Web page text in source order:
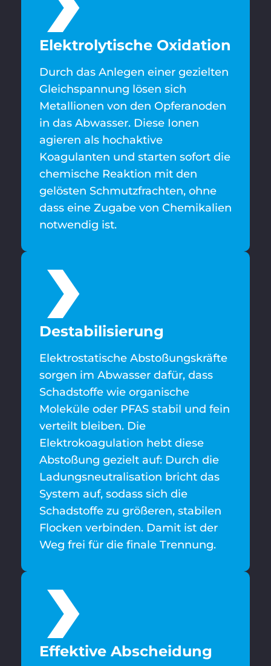
Elektrolytische Oxidation
Durch das Anlegen einer gezielten
Gleichspannung lösen sich
Metallionen von den Opferanoden
in das Abwasser. Diese Ionen
agieren als hochaktive
Koagulanten und starten sofort die
chemische Reaktion mit den
gelösten Schmutzfrachten, ohne
dass eine Zugabe von Chemikalien
notwendig ist.
Destabilisierung
Elektrostatische Abstoßungskräfte
sorgen im Abwasser dafür, dass
Schadstoffe wie organische
Moleküle oder PFAS stabil und fein
verteilt bleiben. Die
Elektrokoagulation hebt diese
Abstoßung gezielt auf: Durch die
Ladungsneutralisation bricht das
System auf, sodass sich die
Schadstoffe zu größeren, stabilen
Flocken verbinden. Damit ist der
Weg frei für die finale Trennung.
Effektive Abscheidung